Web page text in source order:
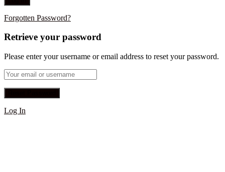
Forgotten Password?
Retrieve your password
Please enter your username or email address to reset your password.
Log In